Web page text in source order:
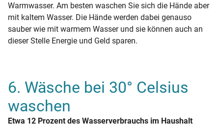
Warmwasser. Am besten waschen Sie sich die Hände aber
mit kaltem Wasser. Die Hände werden dabei genauso
sauber wie mit warmem Wasser und sie können auch an
dieser Stelle Energie und Geld sparen.
6. Wäsche bei 30° Celsius
waschen
Etwa 12 Prozent des Wasserverbrauchs im Haushalt